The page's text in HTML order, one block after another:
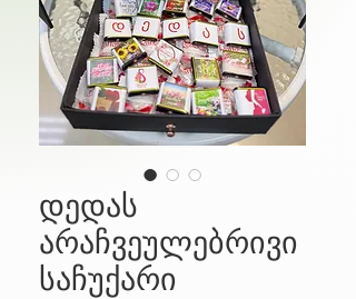
დედას
არაჩვეულებრივი
საჩუქარი